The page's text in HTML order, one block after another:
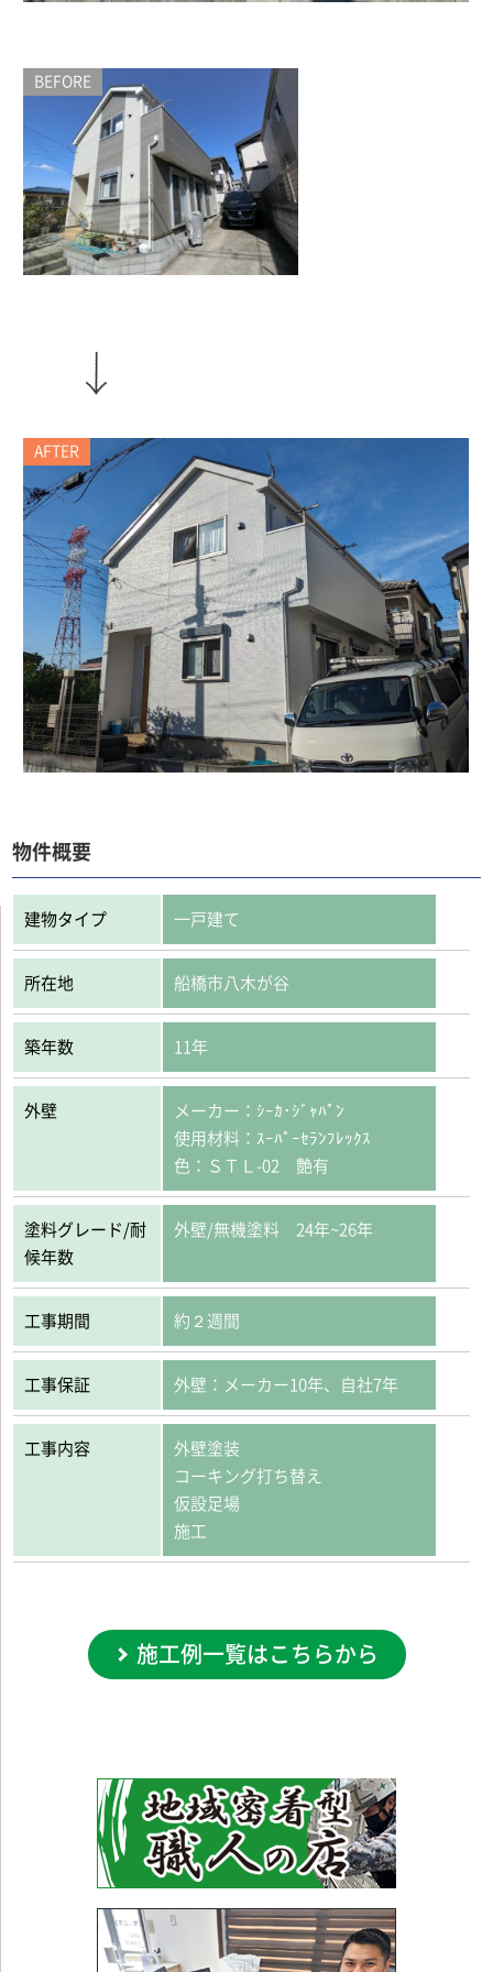
BEFORE
AFTER
物件概要
建物タイプ 一戸建て
所在地 船橋市八木が谷
築年数 11年
外壁
メーカー：ｼｰｶ･ｼﾞｬﾊﾟﾝ
使用材料：ｽｰﾊﾟｰｾﾗﾝﾌﾚｯｸｽ
色：ＳＴＬ-02 艶有
塗料グレード/耐
候年数
外壁/無機塗料 24年~26年
工事期間 約２週間
工事保証 外壁：メーカー10年、自社7年
工事内容
外壁塗装
コーキング打ち替え
仮設足場
施工
施工例一覧はこちらから